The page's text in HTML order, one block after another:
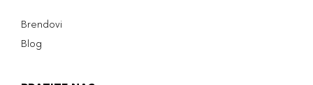
Brendovi
Blog